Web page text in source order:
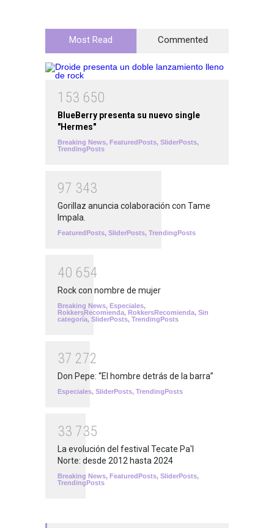
Most Read Commented
1 53 650
BlueBerry presenta su nuevo single
"Hermes"
Breaking News, FeaturedPosts, SliderPosts,
TrendingPosts
97 343
Gorillaz anuncia colaboración con Tame
Impala.
FeaturedPosts, SliderPosts, TrendingPosts
40 654
Rock con nombre de mujer
Breaking News, Especiales,
RokkersRecomienda, RokkersRecomienda, Sin
categoría, SliderPosts, TrendingPosts
37 272
Don Pepe: “El hombre detrás de la barra”
Especiales, SliderPosts, TrendingPosts
33 735
La evolución del festival Tecate Pa'l
Norte: desde 2012 hasta 2024
Breaking News, FeaturedPosts, SliderPosts,
TrendingPosts